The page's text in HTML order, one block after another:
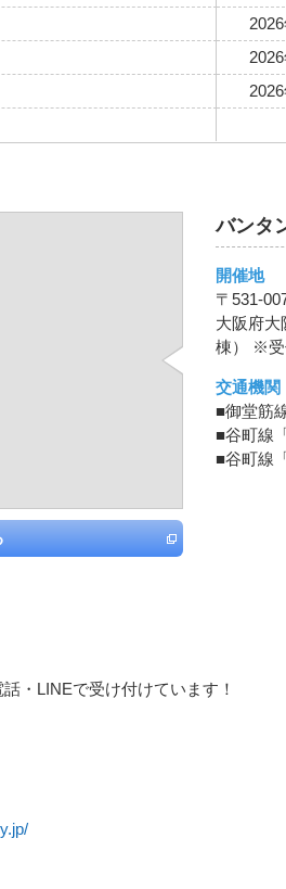
バンタ
開催地
〒531-
大阪府
棟） ※受
交通機関
■御堂筋
■谷町線
■谷町線
・LINEで受け付けています！